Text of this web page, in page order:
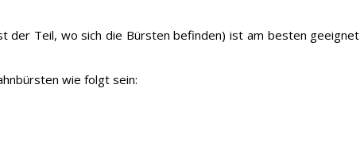
der Teil, wo sich die Bürsten befinden) ist am besten
wie folgt sein: